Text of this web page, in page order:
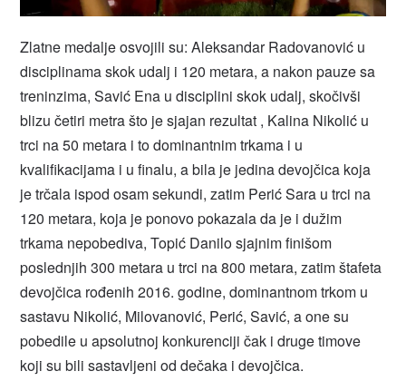
Zlatne medalje osvojili su: Aleksandar Radovanović u
disciplinama skok udalj i 120 metara, a nakon pauze sa
treninzima, Savić Ena u disciplini skok udalj, skočivši
blizu četiri metra što je sjajan rezultat , Kalina Nikolić u
trci na 50 metara i to dominantnim trkama i u
kvalifikacijama i u finalu, a bila je jedina devojčica koja
je trčala ispod osam sekundi, zatim Perić Sara u trci na
120 metara, koja je ponovo pokazala da je i dužim
trkama nepobediva, Topić Danilo sjajnim finišom
poslednjih 300 metara u trci na 800 metara, zatim štafeta
devojčica rođenih 2016. godine, dominantnom trkom u
sastavu Nikolić, Milovanović, Perić, Savić, a one su
pobedile u apsolutnoj konkurenciji čak i druge timove
koji su bili sastavljeni od dečaka i devojčica.